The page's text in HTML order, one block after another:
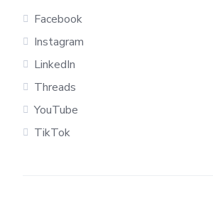
Facebook
Instagram
LinkedIn
Threads
YouTube
TikTok